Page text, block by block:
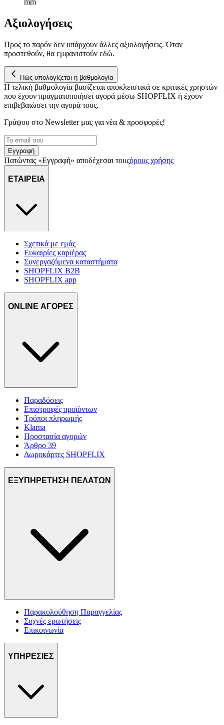
mm
Αξιολογήσεις
Προς το παρόν δεν υπάρχουν άλλες αξιολογήσεις. Όταν
προστεθούν, θα εμφανιστούν εδώ.
Πώς υπολογίζεται η βαθμολογία
Η τελική βαθμολογία βασίζεται αποκλειστικά σε κριτικές χρηστών
που έχουν πραγματοποιήσει αγορά μέσω SHOPFLIX ή έχουν
επιβεβαιώσει την αγορά τους.
Γράψου στο Νewsletter μας για νέα & προσφορές!
Εγγραφή
Πατώντας «Εγγραφή» αποδέχεσαι τουςόρους χρήσης
ΕΤΑΙΡΕΙΑ
Σχετικά με εμάς
Ευκαιρίες καριέρας
Συνεργαζόμενα καταστήματα
SHOPFLIX B2B
SHOPFLIX app
ONLINE ΑΓΟΡΕΣ
Παραδόσεις
Επιστροφές προϊόντων
Τρόποι πληρωμής
Klarna
Προστασία αγορών
Άρθρο 39
Δωροκάρτες SHOPFLIX
ΕΞΥΠΗΡΕΤΗΣΗ ΠΕΛΑΤΩΝ
Παρακολούθηση Παραγγελίας
Συχνές ερωτήσεις
Επικοινωνία
ΥΠΗΡΕΣΙΕΣ